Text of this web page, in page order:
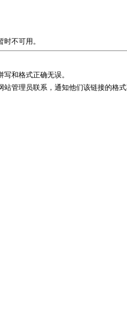
不可用。
和格式正确无误。
管理员联系，通知他们该链接的格